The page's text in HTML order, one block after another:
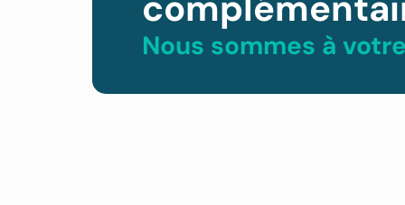
Nous sommes à